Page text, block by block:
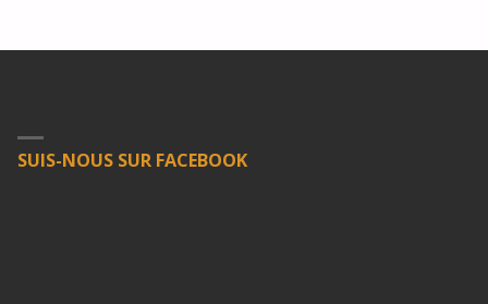
SUIS-NOUS SUR FACEBOOK